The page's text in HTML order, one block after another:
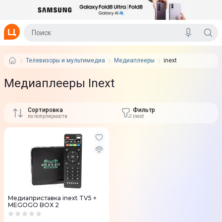
Телевизоры и мультимедиа Медиаплееры inext
Медиаплееры Inext
Сортировка
по популярности
Фильтр
inext
Медиаприставка inext TV5 +
MEGOGO BOX 2